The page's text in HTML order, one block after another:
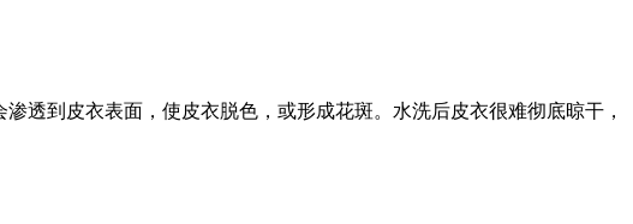
透到皮衣表面，使皮衣脱色，或形成花斑。水洗后皮衣很难彻底晾干，